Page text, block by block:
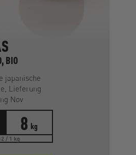
BIO
japanische
Lieferung
Nov
8 kg
/ 1 kg